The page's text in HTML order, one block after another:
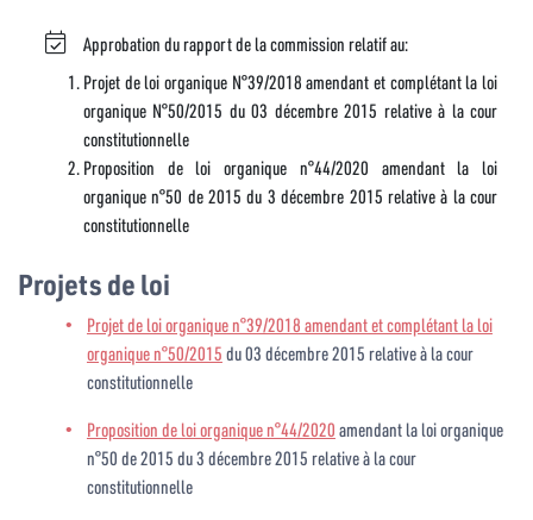
Approbation du rapport de la commission relatif au:
Projet de loi organique N°39/2018 amendant et complétant la loi
organique N°50/2015 du 03 décembre 2015 relative à la cour
constitutionnelle
Proposition de loi organique n°44/2020 amendant la loi
organique n°50 de 2015 du 3 décembre 2015 relative à la cour
constitutionnelle
Projets de loi
Projet de loi organique n°39/2018 amendant et complétant la loi
organique n°50/2015du 03 décembre 2015 relative à la cour
constitutionnelle
Proposition de loi organique n°44/2020amendant la loi organique
n°50 de 2015 du 3 décembre 2015 relative à la cour
constitutionnelle